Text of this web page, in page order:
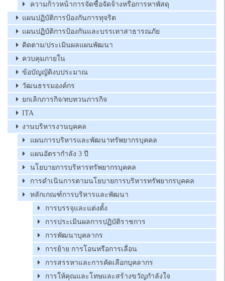
ความก้าวหน้าการจัดซื้อจัดจ้างหรือการหาพัสดุ
แผนปฏิบัติการป้องกันการทุจริต
แผนปฏิบัติการป้องกันและบรรเทาสาธารณภัย
ติดตาม/ประเมินผลแผนพัฒนา
ควบคุมภายใน
ข้อบัญญัติงบประมาณ
วัฒนธรรมองค์กร
ยกเลิกภารกิจ/ทบทวนภารกิจ
ITA
งานบริหารงานบุคคล
แผนการบริหารและพัฒนาทรัพยากรบุคคล
แผนอัตรากำลัง 3 ปี
นโยบายการบริหารทรัพยากรบุคคล
การดำเนินการตามนโยบายการบริหารทรัพยากรบุคคล
หลักเกณฑ์การบริหารและพัฒนา
การบรรจุและแต่งตั้ง
การประเมินผลการปฏิบัติราชการ
การพัฒนาบุคลากร
การย้าย การโอนหรือการเลื่อน
การสรรหาและการคัดเลือกบุคลากร
การให้คุณและโทษและสร้างขวัญกำลังใจ